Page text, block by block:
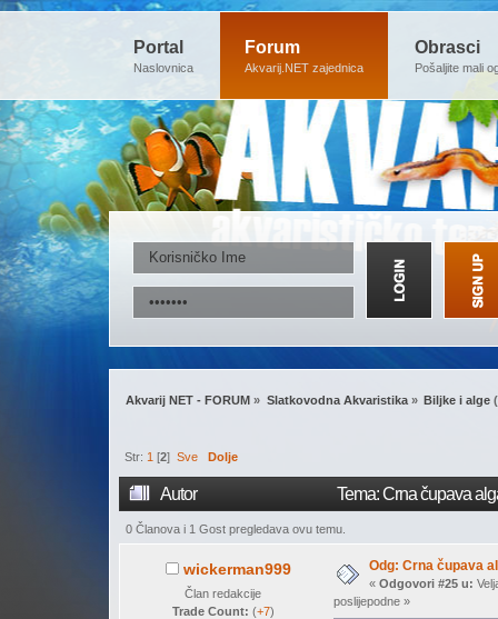
Portal
Naslovnica
Forum
Akvarij.NET zajednica
Obrasci
Pošaljite mali
Akvarij NET - FORUM » Slatkovodna Akvaristika» Biljke i alge
Str:1 [2]Sve Dolje
Autor Tema: Crna čupava
0 Članova i 1 Gost pregledava ovu temu.
wickerman999
Član redakcije
Trade Count: (+7)
Odg: Crna čupava
« Odgovori #25 u:
poslijepodne »